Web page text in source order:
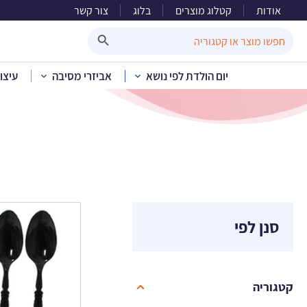
אודות קטלוג מוצרים בלוג צור קשר
for:
יום הולדת לפי נושא אביזרי מסיבה
סנן לפי
קטגוריה